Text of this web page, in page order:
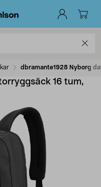
dbramante1928 Nyborg
16 tum,